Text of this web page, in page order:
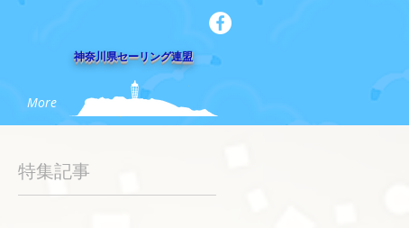
​神奈川県セーリング連盟
More
特集記事